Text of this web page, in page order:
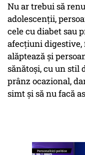
Nu ar trebui să
adolescenții,
cele cu diabet sau
afecțiuni digestive,
alăptează și
sănătoși, cu un stil
prânz ocazional,
simt și să nu facă